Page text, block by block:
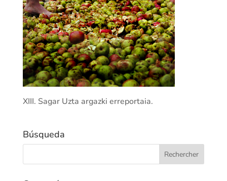
XIII. Sagar Uzta argazki erreportaia.
Búsqueda